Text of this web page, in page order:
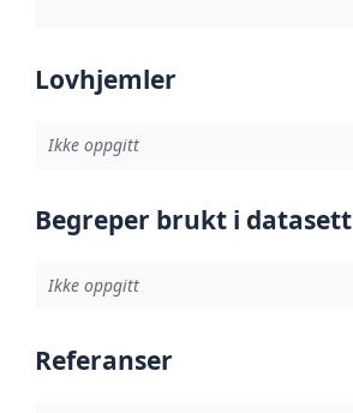
Lovhjemler
Ikke oppgitt
Begreper brukt i datasett
Ikke oppgitt
Referanser